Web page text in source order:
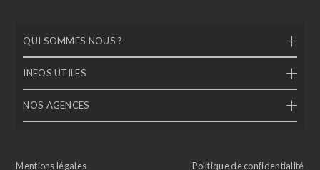
QUI SOMMES NOUS ?
INFOS UTILES
NOS AGENCES
Mentions légales Politique de confidentialité